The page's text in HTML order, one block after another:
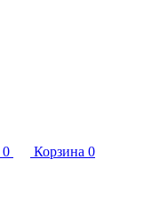
0 Корзина 0